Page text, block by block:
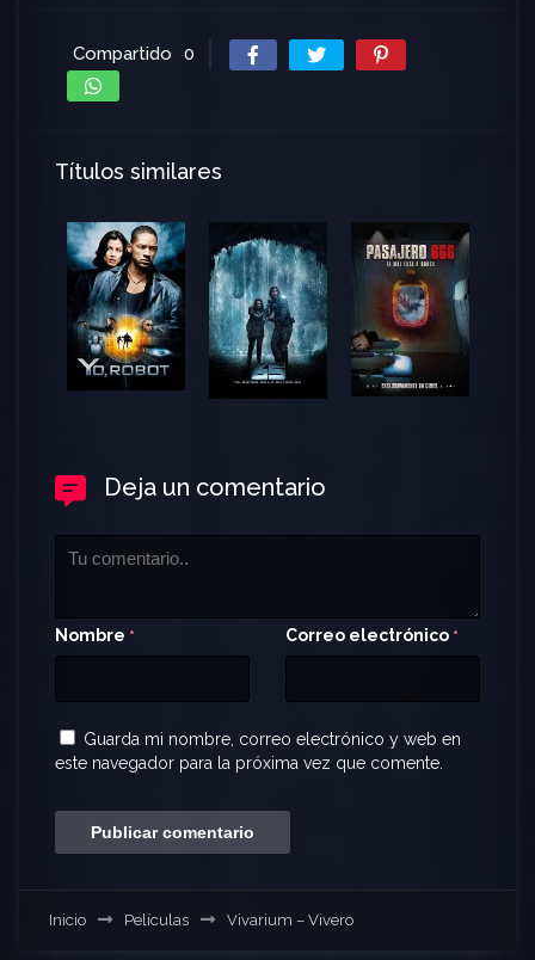
Compartido 0
Títulos similares
Deja un comentario
Nombre * Correo electrónico *
Guarda mi nombre, correo electrónico y web en
este navegador para la próxima vez que comente.
Inicio Películas Vivarium – Vivero